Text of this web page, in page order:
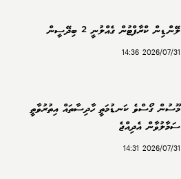
ލޭންޑިން ކްރާފްޓުން ގެއްލުނީ 2 ބިދޭސީން
2026/07/31 14:36
މޫސުން ގޯސްވެ ކަނޑުމަތީ ހާދިސާތައް އިތުރުވާތީ
ސަމާލުވާން އެދިއްޖެ
2026/07/31 14:31